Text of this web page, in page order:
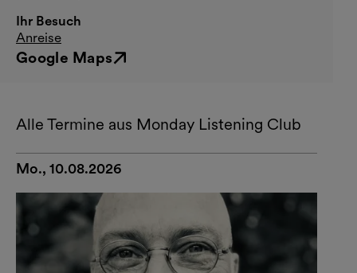
Ihr Besuch
Anreise
Google Maps
Externer Link
Alle Termine aus Monday Listening Club
Mo., 10.08.2026